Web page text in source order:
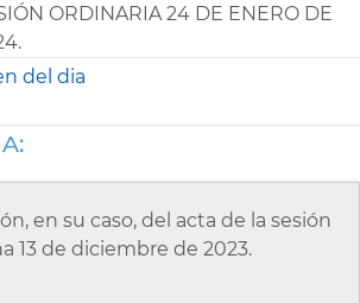
ORDINARIA 24 DE ENERO DE
del dia
en su caso, del acta de la sesión
13 de diciembre de 2023.